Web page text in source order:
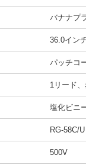
バナナプ
36.0イン
パッチコ
1リード
塩化ビニ
RG-58C/U
500V